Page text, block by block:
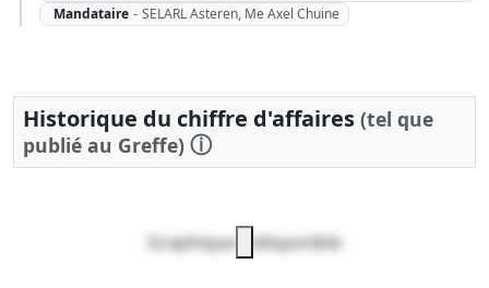
Mandataire - SELARL Asteren, Me Axel Chuine
Historique du chiffre d'affaires (tel que
publié au Greffe) ⓘ
Graphique indisponible